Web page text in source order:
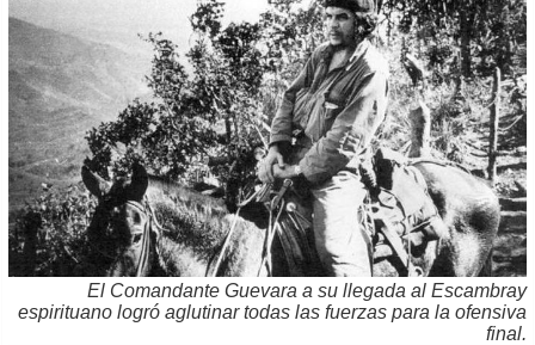
El Comandante Guevara a su llegada al Escambray
espirituano logró aglutinar todas las fuerzas para la ofensiva
final.